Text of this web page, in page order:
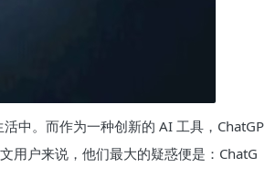
中。而作为一种创新的 AI 工具，ChatGP
用户来说，他们最大的疑惑便是：ChatG